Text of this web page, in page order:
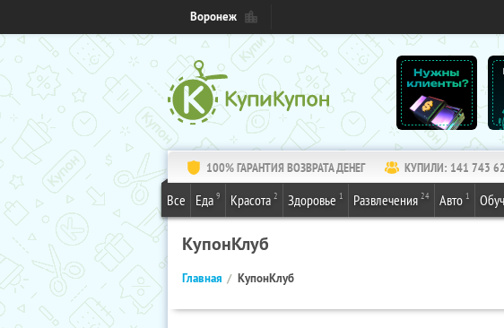
Воронеж
100% ГАРАНТИЯ ВОЗВРАТА ДЕНЕГ КУПИЛИ: 141 743
Все Еда 9 Красота 2 Здоровье 1 Развлечения 24 Авто 1
КупонКлуб
Главная КупонКлуб